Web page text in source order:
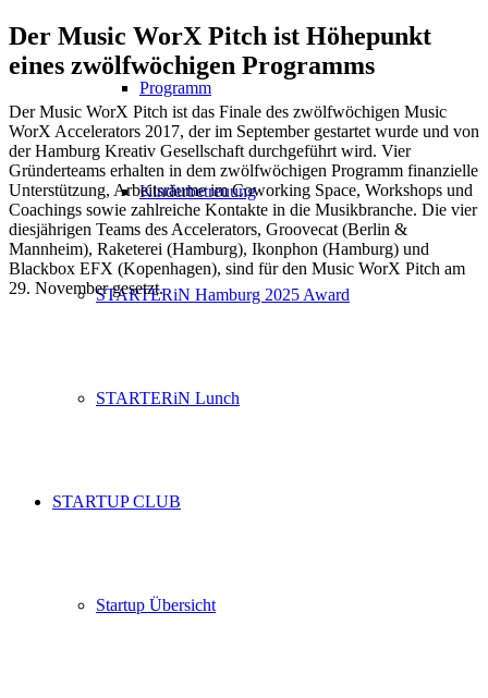
Programm
Kinderbetreuung
STARTERiN Hamburg 2025 Award
STARTERiN Lunch
STARTUP CLUB
Startup Übersicht
Der Music WorX Pitch ist Höhepunkt
eines zwölfwöchigen Programms
Der Music WorX Pitch ist das Finale des zwölfwöchigen Music
WorX Accelerators 2017, der im September gestartet wurde und von
der Hamburg Kreativ Gesellschaft durchgeführt wird. Vier
Gründerteams erhalten in dem zwölfwöchigen Programm finanzielle
Unterstützung, Arbeitsräume im Coworking Space, Workshops und
Coachings sowie zahlreiche Kontakte in die Musikbranche. Die vier
diesjährigen Teams des Accelerators, Groovecat (Berlin &
Mannheim), Raketerei (Hamburg), Ikonphon (Hamburg) und
Blackbox EFX (Kopenhagen), sind für den Music WorX Pitch am
29. November gesetzt.